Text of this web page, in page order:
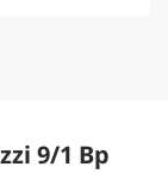
9/1 Bp